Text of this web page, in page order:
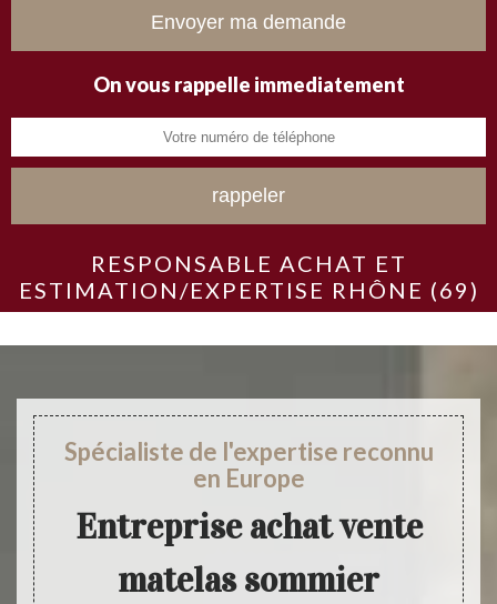
On vous rappelle immediatement
RESPONSABLE ACHAT ET
ESTIMATION/EXPERTISE RHÔNE (69)
Spécialiste de l'expertise reconnu
en Europe
Entreprise achat vente
matelas sommier